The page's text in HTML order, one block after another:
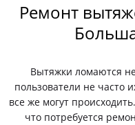
Ремонт
Вытяжки ломаются
пользователи не часто
все же могут
что потребуется